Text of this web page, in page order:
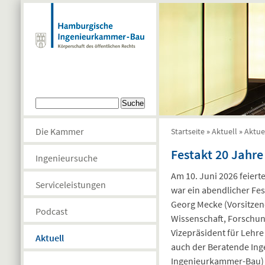
Direkt zum Inhalt
Suchformular
Die Kammer
Ingenieursuche
Serviceleistungen
Podcast
Aktuell
Sie sind hier
Startseite »Aktuell »
Festakt 20
Am 10. Juni 2026
war ein abendlicher
Georg Mecke
Wissenschaft,
Vizepräsident für
auch der Beratende
Ingenieurkammer-